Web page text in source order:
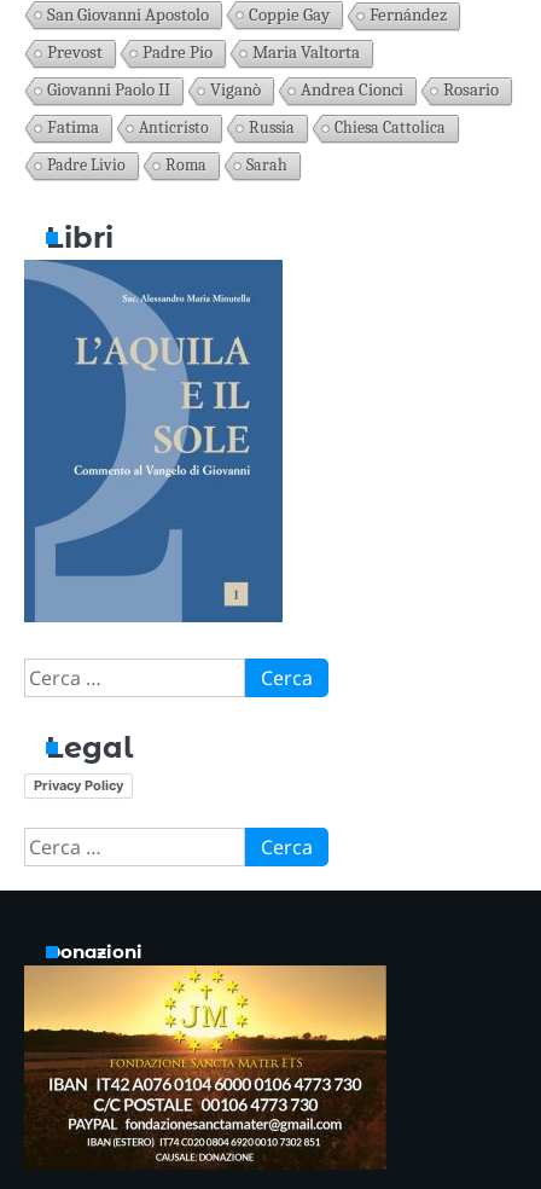
San Giovanni Apostolo
Coppie Gay
Fernández
Prevost
Padre Pio
Maria Valtorta
Giovanni Paolo II
Viganò Andrea Cionci
Rosario
Fatima
Anticristo Russia
Chiesa Cattolica
Padre Livio
Roma Sarah
Libri
Ricerca
per:
Legal
Privacy Policy
Ricerca
per:
Donazioni